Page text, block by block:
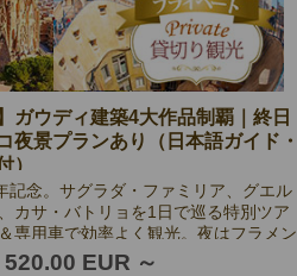
ガウディ建築4大作品制覇｜終日
夜景プランあり（日本語ガイド・
）
記念。サグラダ・ファミリア、グエル
カサ・バトリョを1日で巡る特別ツア
専用車で効率よく観光。夜はフラメン
賞付きプランも選択可能。
520.00 EUR